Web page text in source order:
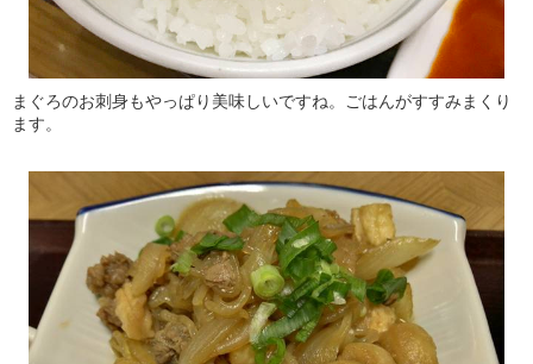
まぐろのお刺身もやっぱり美味しいですね。ごはんがすすみまくり
ます。